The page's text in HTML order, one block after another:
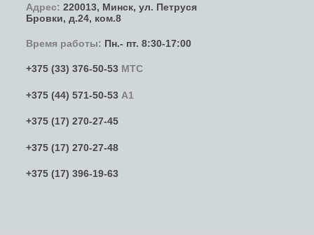
Адрес: 220013, Минск, ул. Петруся
Бровки, д.24, ком.8
Время работы: Пн.- пт. 8:30-17:00
+375 (33) 376-50-53 МТС
+375 (44) 571-50-53 А1
+375 (17) 270-27-45
+375 (17) 270-27-48
+375 (17) 396-19-63